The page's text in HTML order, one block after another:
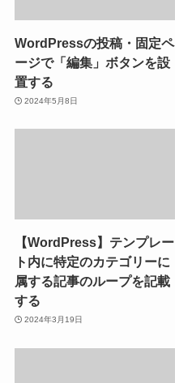
WordPressの投稿・固定ペ
ージで「編集」ボタンを設
置する
2024年5月8日
【WordPress】テンプレー
ト内に特定のカテゴリーに
属する記事のループを記載
する
2024年3月19日